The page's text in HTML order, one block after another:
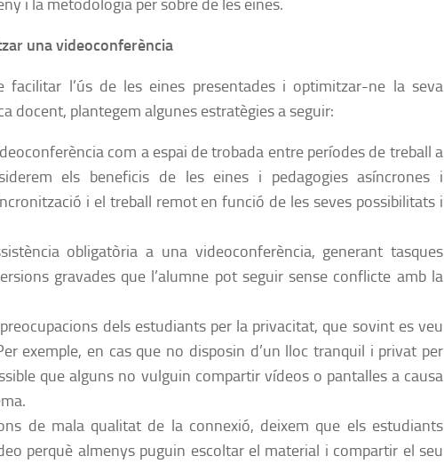
i la metodologia per sobre de les eines.
una videoconferència
l’ús de les eines presentades i optimitzar-ne la seva
docent, plantegem algunes estratègies a seguir:
com a espai de trobada entre períodes de treball a
els beneficis de les eines i pedagogies asíncrones i
i el treball remot en funció de les seves possibilitats i
obligatòria a una videoconferència, generant tasques
gravades que l’alumne pot seguir sense conflicte amb la
dels estudiants per la privacitat, que sovint es veu
exemple, en cas que no disposin d’un lloc tranquil i privat per
que alguns no vulguin compartir vídeos o pantalles a causa
de mala qualitat de la connexió, deixem que els estudiants
perquè almenys puguin escoltar el material i compartir el seu